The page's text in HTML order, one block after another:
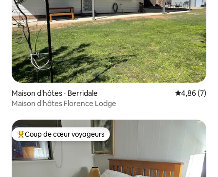
Maison d'hôtes ⋅ Berridale Évaluation
4,86 (7)
Maison d'hôtes Florence Lodge
Coups de cœur voyageurs les plus appréciés
Coup de cœur voyageurs